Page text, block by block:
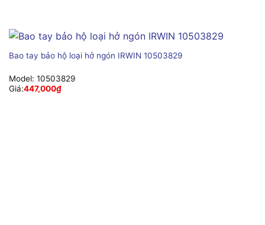
Bao tay bảo hộ loại hở ngón IRWIN 10503829
Model: 10503829
Giá:447,000₫